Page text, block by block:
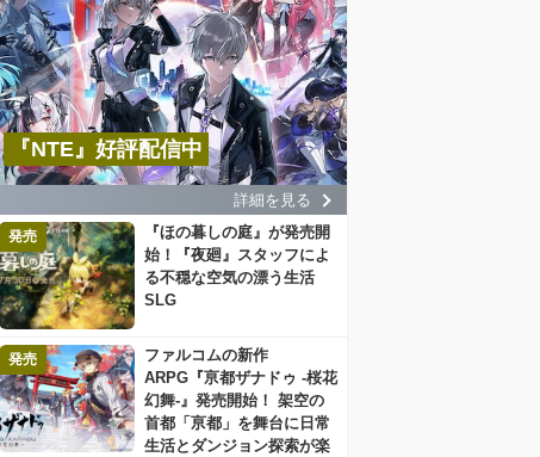
『NTE』好評配信中
詳細を見る
発売
『ほの暮しの庭』が発売開
始！『夜廻』スタッフによ
る不穏な空気の漂う生活
SLG
発売
ファルコムの新作
ARPG『亰都ザナドゥ -桜花
幻舞-』発売開始！ 架空の
首都「亰都」を舞台に日常
生活とダンジョン探索が楽